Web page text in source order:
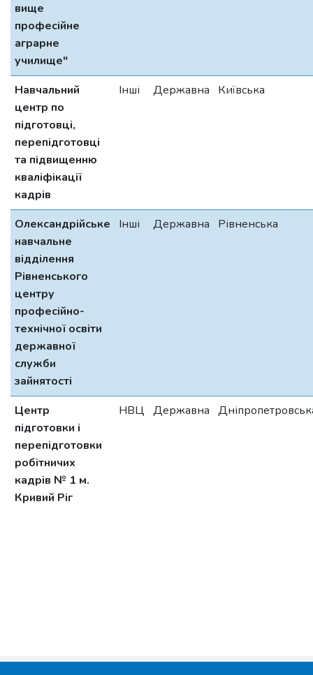
вище
професійне
аграрне
училище"
Навчальний
центр по
підготовці,
перепідготовці
та підвищенню
кваліфікації
кадрів
Інші Державна Київська
Олександрійське
навчальне
відділення
Рівненського
центру
професійно-
технічної освіти
державної
служби
зайнятості
Інші Державна Рівненська
Центр
підготовки і
перепідготовки
робітничих
кадрів № 1 м.
Кривий Ріг
НВЦ Державна